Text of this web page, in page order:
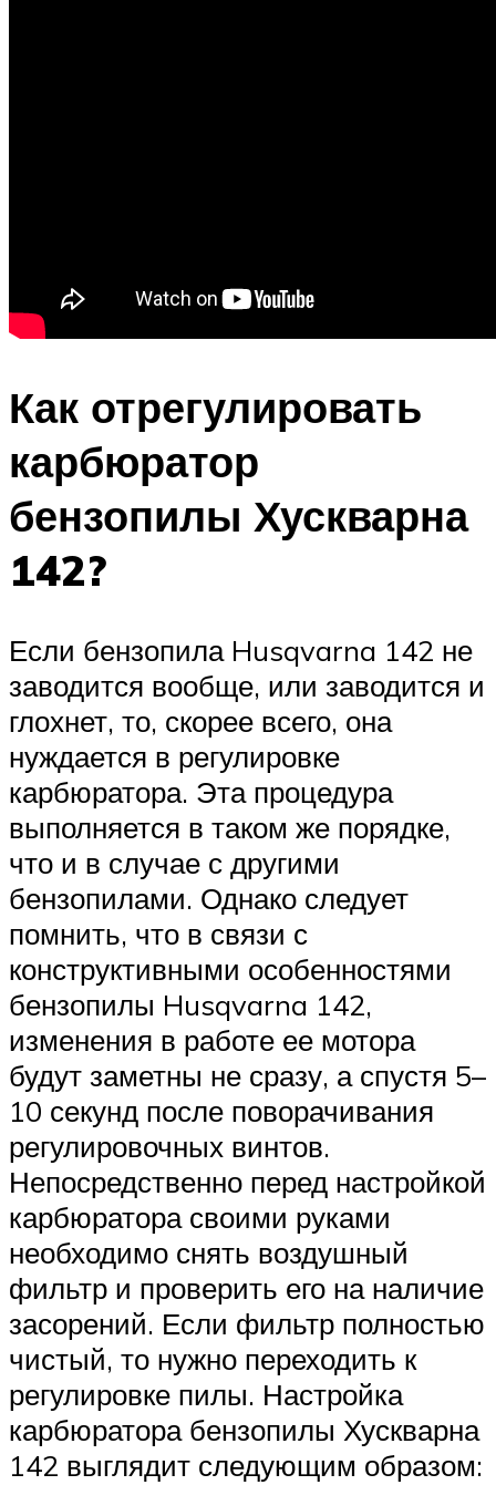
Как отрегулировать
карбюратор
бензопилы Хускварна
142?
Если бензопила Husqvarna 142 не
заводится вообще, или заводится и
глохнет, то, скорее всего, она
нуждается в регулировке
карбюратора. Эта процедура
выполняется в таком же порядке,
что и в случае с другими
бензопилами. Однако следует
помнить, что в связи с
конструктивными особенностями
бензопилы Husqvarna 142,
изменения в работе ее мотора
будут заметны не сразу, а спустя 5–
10 секунд после поворачивания
регулировочных винтов.
Непосредственно перед настройкой
карбюратора своими руками
необходимо снять воздушный
фильтр и проверить его на наличие
засорений. Если фильтр полностью
чистый, то нужно переходить к
регулировке пилы. Настройка
карбюратора бензопилы Хускварна
142 выглядит следующим образом: